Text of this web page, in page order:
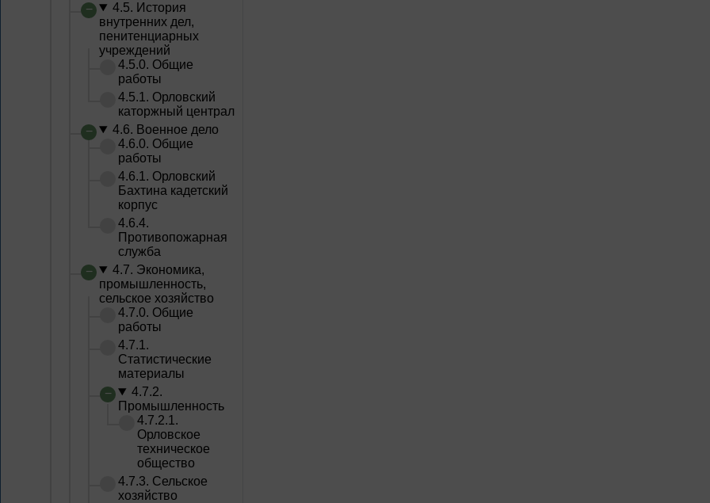
4.5. История
внутренних дел,
пенитенциарных
учреждений
4.5.0. Общие
работы
4.5.1. Орловский
каторжный централ
4.6. Военное дело
4.6.0. Общие
работы
4.6.1. Орловский
Бахтина кадетский
корпус
4.6.4.
Противопожарная
служба
4.7. Экономика,
промышленность,
сельское хозяйство
4.7.0. Общие
работы
4.7.1.
Статистические
материалы
4.7.2.
Промышленность
4.7.2.1.
Орловское
техническое
общество
4.7.3. Сельское
хозяйство